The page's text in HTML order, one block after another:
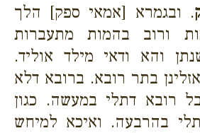
. ובגמרא [אמאי ספק] הלך
ורוב בהמות מתעברות
והא ודאי מילד אוליד.
בתר רובא. ברובא דלא
רובא דתלי במעשה. כגון
בהרבעה. ואיכא למיחש